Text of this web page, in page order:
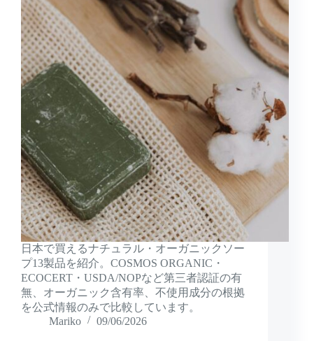
日本で買えるナチュラル・オーガニックソー
プ13製品を紹介。COSMOS ORGANIC・
ECOCERT・USDA/NOPなど第三者認証の有
無、オーガニック含有率、不使用成分の根拠
を公式情報のみで比較しています。
Mariko
09/06/2026